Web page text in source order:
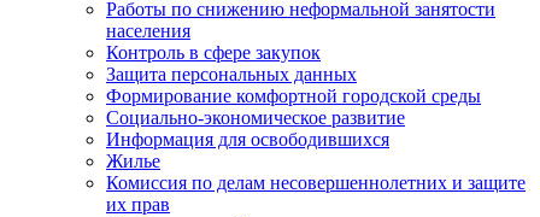
Работы по снижению неформальной занятости
населения
Контроль в сфере закупок
Защита персональных данных
Формирование комфортной городской среды
Социально-экономическое развитие
Информация для освободившихся
Жилье
Комиссия по делам несовершеннолетних и защите
их прав